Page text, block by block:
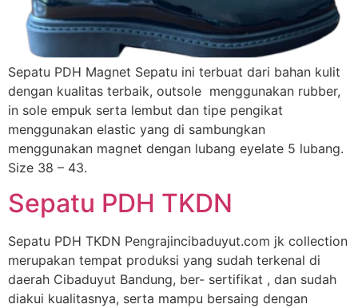
Sepatu PDH Magnet Sepatu ini terbuat dari bahan kulit
dengan kualitas terbaik, outsole menggunakan rubber,
in sole empuk serta lembut dan tipe pengikat
menggunakan elastic yang di sambungkan
menggunakan magnet dengan lubang eyelate 5 lubang.
Size 38 – 43.
Sepatu PDH TKDN
Sepatu PDH TKDN Pengrajincibaduyut.com jk collection
merupakan tempat produksi yang sudah terkenal di
daerah Cibaduyut Bandung, ber- sertifikat , dan sudah
diakui kualitasnya, serta mampu bersaing dengan